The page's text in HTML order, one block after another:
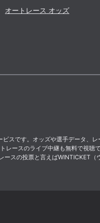
オートレース オッズ
スです。オッズや選手データ、
ースのライブ中継も無料で視聴で
スの投票と言えばWINTICKET（